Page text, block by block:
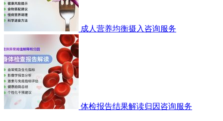
成人营养均衡摄入咨询服务
体检报告结果解读归因咨询服务